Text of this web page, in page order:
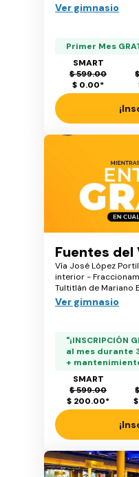
Ver gimnasio
Primer Mes
SMART
$ 599.00
$ 0.00*
Fuentes del
Vía José López
interior -
Tultitlán de Mariano
Ver gimnasio
"¡INSCRIPCIÓN
al mes durante
+
SMART
$ 599.00
$ 200.00*